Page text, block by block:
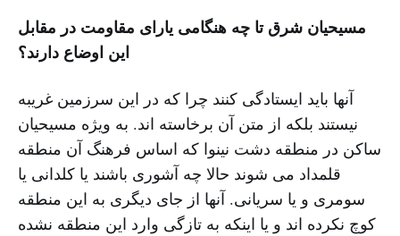
مسیحیان شرق تا چه هنگامی یارای مقاومت در مقابل
این اوضاع دارند؟
آنها باید ایستادگی کنند چرا که در این سرزمین غریبه
نیستند بلکه از متن آن برخاسته اند. به ویژه مسیحیان
ساکن در منطقه دشت نینوا که اساس فرهنگ آن منطقه
قلمداد می شوند حالا چه آشوری باشند یا کلدانی یا
سومری و یا سریانی. آنها از جای دیگری به این منطقه
کوچ نکرده اند و یا اینکه به تازگی وارد این منطقه نشده